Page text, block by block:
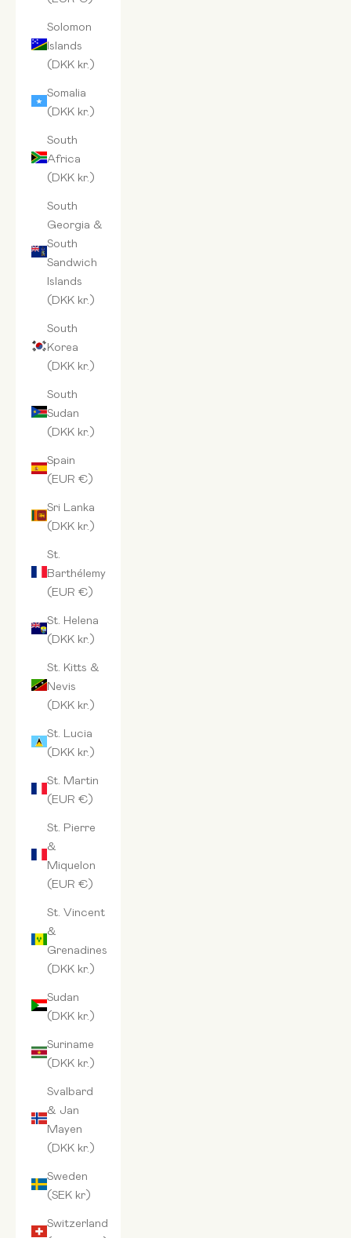
Solomon
Islands
(DKK kr.)
Somalia
(DKK kr.)
South
Africa
(DKK kr.)
South
Georgia &
South
Sandwich
Islands
(DKK kr.)
South
Korea
(DKK kr.)
South
Sudan
(DKK kr.)
Spain
(EUR €)
Sri Lanka
(DKK kr.)
St.
Barthélemy
(EUR €)
St. Helena
(DKK kr.)
St. Kitts &
Nevis
(DKK kr.)
St. Lucia
(DKK kr.)
St. Martin
(EUR €)
St. Pierre
&
Miquelon
(EUR €)
St. Vincent
&
Grenadines
(DKK kr.)
Sudan
(DKK kr.)
Suriname
(DKK kr.)
Svalbard
& Jan
Mayen
(DKK kr.)
Sweden
(SEK kr)
Switzerland